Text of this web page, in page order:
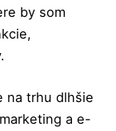
by som
na trhu dlhšie
a e-